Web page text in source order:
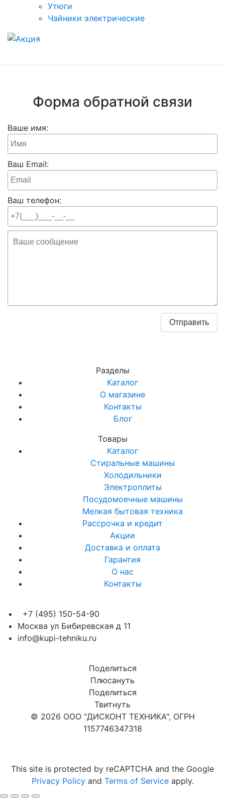
Утюги
Чайники электрические
Форма обратной связи
Ваше имя:
Ваш Email:
Ваш телефон:
Разделы
Каталог
О магазине
Контакты
Блог
Товары
Каталог
Стиральные машины
Холодильники
Электроплиты
Посудомоечные машины
Мелкая бытовая техника
Рассрочка и кредит
Акции
Доставка и оплата
Гарантия
О нас
Контакты
+7 (495) 150-54-90
Москва ул Бибиревская д 11
info@kupi-tehniku.ru
Поделиться
Плюсануть
Поделиться
Твитнуть
© 2026 ООО "ДИСКОНТ ТЕХНИКА", ОГРН
1157746347318
This site is protected by reCAPTCHA and the Google
Privacy Policyand Terms of Serviceapply.